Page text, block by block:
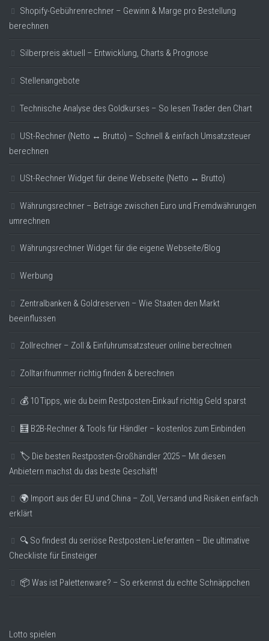
Shopify-Gebührenrechner – Gewinn & Marge pro Bestellung
berechnen
Silberpreis aktuell – Entwicklung, Charts & Prognose
Stellenangebote
Technische Analyse des Goldkurses – So lesen Trader den Chart
USt-Rechner (Netto ↔ Brutto) – Schnell & einfach Umsatzsteuer
berechnen
USt-Rechner Widget für deine Webseite (Netto ↔ Brutto)
Währungsrechner – Beträge zwischen Euro und Fremdwährungen
umrechnen
Währungsrechner Widget für die eigene Webseite/Blog
Werbung
Zentralbanken & Goldreserven – Wie Staaten den Markt
beeinflussen
Zollrechner – Zoll & Einfuhrumsatzsteuer online berechnen
Zolltarifnummer richtig finden & berechnen
💰 10 Tipps, wie du beim Restposten-Einkauf richtig Geld sparst
🧮 B2B-Rechner & Tools für Händler – kostenlos zum Einbinden
🏷️ Die besten Restposten-Großhändler 2025 – Mit diesen
Anbietern machst du das beste Geschäft!
🌍 Import aus der EU und China – Zoll, Versand und Risiken einfach
erklärt
🔍 So findest du seriöse Restposten-Lieferanten – Die ultimative
Checkliste für Einsteiger
📦 Was ist Palettenware? – So erkennst du echte Schnäppchen
Lotto spielen